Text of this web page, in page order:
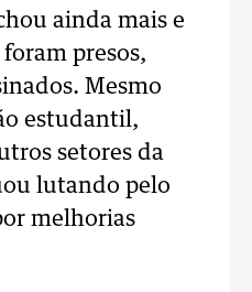
ainda mais e
presos,
Mesmo
estudantil,
setores da
lutando pelo
melhorias